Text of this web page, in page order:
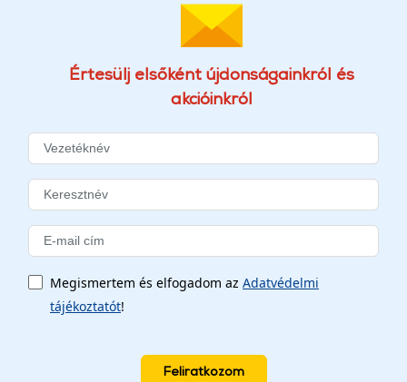
Értesülj elsőként újdonságainkról és
akcióinkról
Megismertem és elfogadom az Adatvédelmi
tájékoztatót!
Feliratkozom